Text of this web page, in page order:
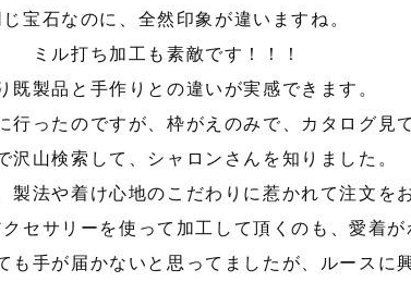
じ宝石なのに、全然印象が違いますね。
ミル打ち加工も素敵です！！！
既製品と手作りとの違いが実感できます。
行ったのですが、枠がえのみで、カタログ見
沢山検索して、シャロンさんを知りました。
製法や着け心地のこだわりに惹かれて注文を
セサリーを使って加工して頂くのも、愛着が
も手が届かないと思ってましたが、ルースに